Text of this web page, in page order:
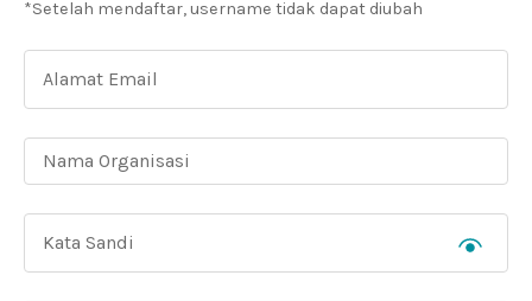
*Setelah mendaftar, username tidak dapat diubah